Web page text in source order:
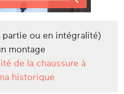
ou en intégralité)
montage
de la chaussure à
historique